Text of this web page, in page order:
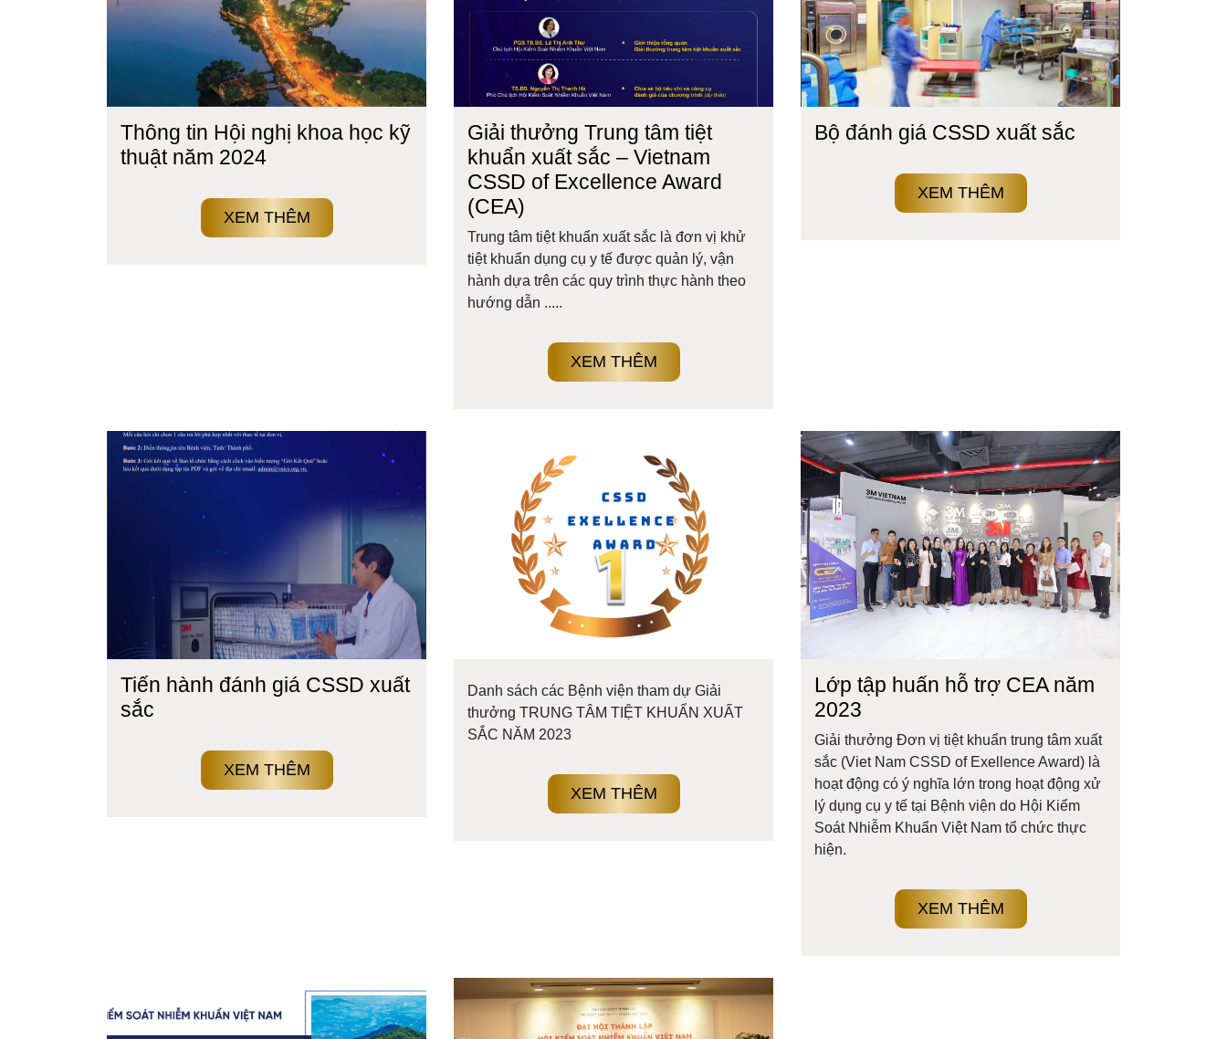
Thông tin Hội nghị khoa học kỹ
thuật năm 2024
XEM THÊM
Giải thưởng Trung tâm tiệt
khuẩn xuất sắc – Vietnam
CSSD of Excellence Award
(CEA)
Trung tâm tiệt khuẩn xuất sắc là đơn vị khử
tiệt khuẩn dụng cụ y tế được quản lý, vận
hành dựa trên các quy trình thực hành theo
hướng dẫn .....
XEM THÊM
Bộ đánh giá CSSD xuất sắc
XEM THÊM
Tiến hành đánh giá CSSD xuất
sắc
XEM THÊM
Danh sách các Bệnh viện tham dự Giải
thưởng TRUNG TÂM TIỆT KHUẨN XUẤT
SẮC NĂM 2023
XEM THÊM
Lớp tập huấn hỗ trợ CEA năm
2023
Giải thưởng Đơn vị tiệt khuẩn trung tâm xuất
sắc (Viet Nam CSSD of Exellence Award) là
hoạt động có ý nghĩa lớn trong hoạt động xử
lý dụng cụ y tế tại Bệnh viện do Hội Kiểm
Soát Nhiễm Khuẩn Việt Nam tổ chức thực
hiện.
XEM THÊM